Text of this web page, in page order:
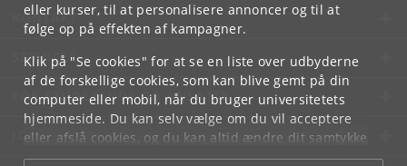
eller kurser, til at personalisere annoncer og til at
følge op på effekten af kampagner.
Klik på "Se cookies" for at se en liste over udbyderne
af de forskellige cookies, som kan blive gemt på din
computer eller mobil, når du bruger universitetets
hjemmeside. Du kan selv vælge om du vil acceptere
eller afslå cookies, og du kan altid ændre dit samtykke
underCookie- og privatlivspolitiksom du finder i
KONTAKT
SERVICES
FOR STUDERENDE OG ANSATTE
JOB OG KARRIERE